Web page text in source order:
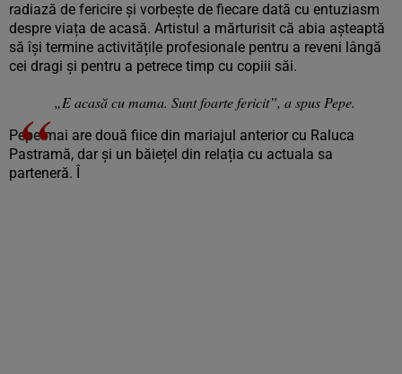
radiază de fericire și vorbește de fiecare dată cu entuziasm
despre viața de acasă. Artistul a mărturisit că abia așteaptă
să își termine activitățile profesionale pentru a reveni lângă
cei dragi și pentru a petrece timp cu copiii săi.
„E acasă cu mama. Sunt foarte fericit”, a spus Pepe.
Pepe mai are două fiice din mariajul anterior cu Raluca
Pastramă, dar și un băiețel din relația cu actuala sa
parteneră. Î